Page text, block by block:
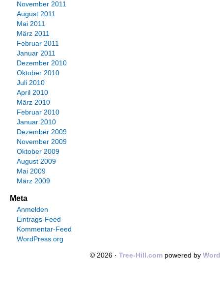
November 2011
August 2011
Mai 2011
März 2011
Februar 2011
Januar 2011
Dezember 2010
Oktober 2010
Juli 2010
April 2010
März 2010
Februar 2010
Januar 2010
Dezember 2009
November 2009
Oktober 2009
August 2009
Mai 2009
März 2009
Meta
Anmelden
Eintrags-Feed
Kommentar-Feed
WordPress.org
© 2026 · Tree-Hill.compowered by